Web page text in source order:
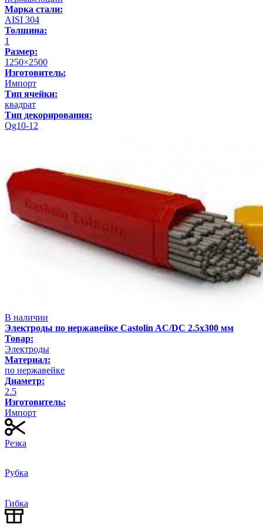
Марка стали:
AISI 304
Толщина:
1
Размер:
1250×2500
Изготовитель:
Импорт
Тип ячейки:
квадрат
Тип декорирования:
Qg10-12
В наличии
Электроды по нержавейке Castolin AC/DC 2.5х300 мм
Товар:
Электроды
Материал:
по нержавейке
Диаметр:
2.5
Изготовитель:
Импорт
Резка
Рубка
Гибка